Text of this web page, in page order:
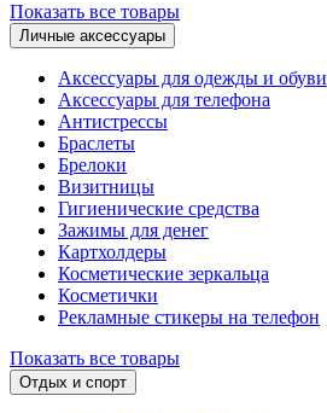
Показать все товары
Личные аксессуары
Аксессуары для одежды и обуви
Аксессуары для телефона
Антистрессы
Браслеты
Брелоки
Визитницы
Гигиенические средства
Зажимы для денег
Картхолдеры
Косметические зеркальца
Косметички
Рекламные стикеры на телефон
Показать все товары
Отдых и спорт